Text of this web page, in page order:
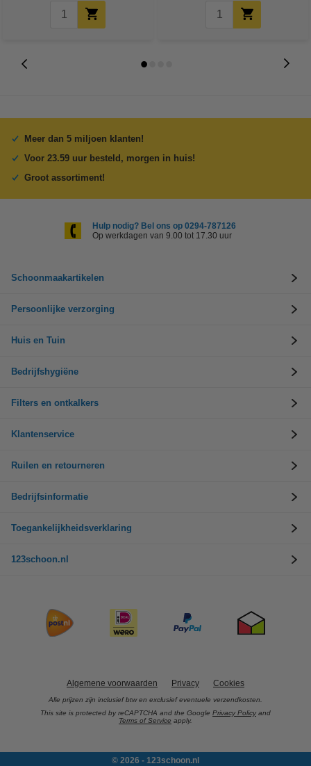
Meer dan 5 miljoen klanten!
Voor 23.59 uur besteld, morgen in huis!
Groot assortiment!
Hulp nodig? Bel ons op 0294-787126
Op werkdagen van 9.00 tot 17.30 uur
Schoonmaakartikelen
Persoonlijke verzorging
Huis en Tuin
Bedrijfshygiëne
Filters en ontkalkers
Klantenservice
Ruilen en retourneren
Bedrijfsinformatie
Toegankelijkheidsverklaring
123schoon.nl
Algemene voorwaarden Privacy Cookies
Alle prijzen zijn inclusief btw en exclusief eventuele verzendkosten.
This site is protected by reCAPTCHA and the Google Privacy Policy and
Terms of Service apply.
© 2026 - 123schoon.nl